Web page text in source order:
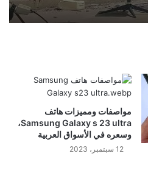
مواصفات ومميزات هاتف
Samsung Galaxy s 23 ultra،
وسعره في الأسواق العربية
12 سبتمبر، 2023